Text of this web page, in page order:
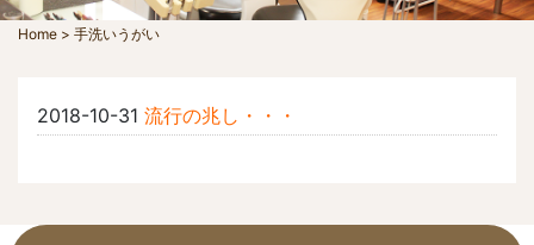
Home > 手洗いうがい
2018-10-31 流行の兆し・・・